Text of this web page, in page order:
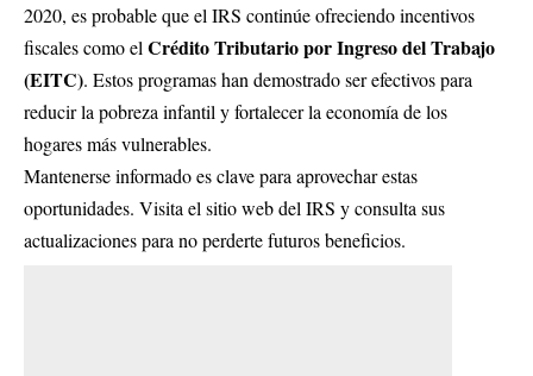
2020, es probable que el IRS continúe ofreciendo incentivos
fiscales como elCrédito Tributario por Ingreso del Trabajo
(EITC). Estos programas han demostrado ser efectivos para
reducir la pobreza infantil y fortalecer la economía de los
hogares más vulnerables.
Mantenerse informado es clave para aprovechar estas
oportunidades. Visita elsitio web del IRS y consulta sus
actualizaciones para no perderte futuros beneficios.